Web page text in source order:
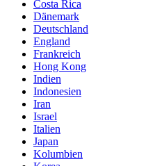
Costa Rica
Dänemark
Deutschland
England
Frankreich
Hong Kong
Indien
Indonesien
Iran
Israel
Italien
Japan
Kolumbien